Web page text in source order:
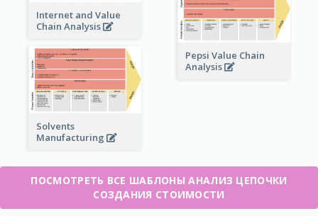
Internet and Value
Chain Analysis
Pepsi Value Chain
Analysis
Solvents
Manufacturing
ПОСМОТРЕТЬ ВСЕ ШАБЛОНЫ АНАЛИЗ ЦЕПОЧКИ
СОЗДАНИЯ СТОИМОСТИ